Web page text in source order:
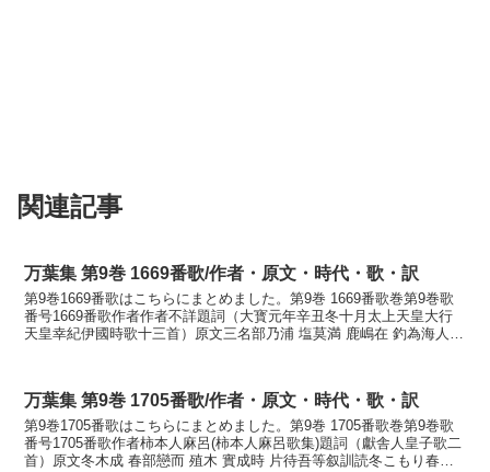
関連記事
万葉集 第9巻 1669番歌/作者・原文・時代・歌・訳
第9巻1669番歌はこちらにまとめました。第9巻 1669番歌巻第9巻歌
番号1669番歌作者作者不詳題詞（大寳元年辛丑冬十月太上天皇大行
天皇幸紀伊國時歌十三首）原文三名部乃浦 塩莫満 鹿嶋在 釣為海人乎
万葉集 第9巻 1705番歌/作者・原文・時代・歌・訳
第9巻1705番歌はこちらにまとめました。第9巻 1705番歌巻第9巻歌
番号1705番歌作者柿本人麻呂(柿本人麻呂歌集)題詞（獻舎人皇子歌二
首）原文冬木成 春部戀而 殖木 實成時 片待吾等叙訓読冬こもり春へ